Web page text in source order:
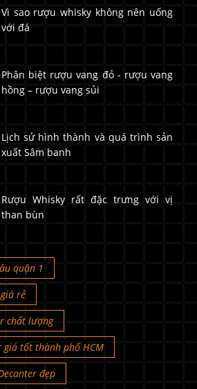
Vì sao rượu whisky không nên uống
với đá
Phân biệt rượu vang đỏ - rượu vang
hồng – rượu vang sủi
Lịch sử hình thành và quá trình sản
xuất Sâm banh
Rượu Whisky rất đặc trưng với vị
than bùn
quận 1
rẻ
chất lượng
giá tốt thành phố HCM
đẹp